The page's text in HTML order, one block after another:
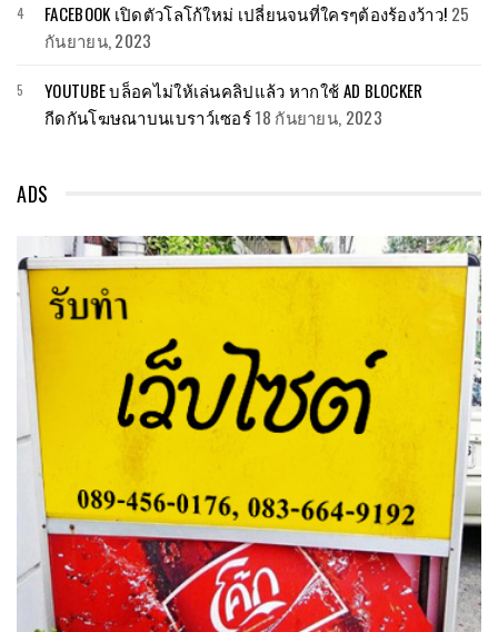
FACEBOOK เปิดตัวโลโก้ใหม่ เปลี่ยนจนที่ใครๆต้องร้องว้าว! 25
กันยายน, 2023
YOUTUBE บล็อคไม่ให้เล่นคลิปแล้ว หากใช้ AD BLOCKER
กีดกันโฆษณาบนเบราว์เซอร์18 กันยายน, 2023
ADS